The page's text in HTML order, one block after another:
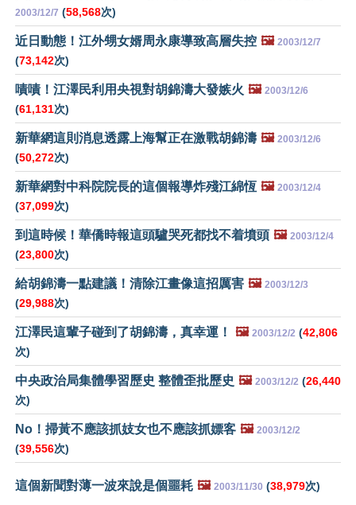
2003/12/7 (58,568次)
近日動態！江外甥女婿周永康導致高層失控 🖼️ 2003/12/7
(73,142次)
嘖嘖！江澤民利用央視對胡錦濤大發嫉火 🖼️ 2003/12/6
(61,131次)
新華網這則消息透露上海幫正在激戰胡錦濤 🖼️ 2003/12/6
(50,272次)
新華網對中科院院長的這個報導炸殘江綿恆 🖼️ 2003/12/4
(37,099次)
到這時候！華僑時報這頭驢哭死都找不着墳頭 🖼️ 2003/12/4
(23,800次)
給胡錦濤一點建議！清除江畫像這招厲害 🖼️ 2003/12/3
(29,988次)
江澤民這輩子碰到了胡錦濤，真幸運！ 🖼️ 2003/12/2 (42,806
次)
中央政治局集體學習歷史 整體歪批歷史 🖼️ 2003/12/2 (26,440
次)
No！掃黃不應該抓妓女也不應該抓嫖客 🖼️ 2003/12/2
(39,556次)
這個新聞對薄一波來說是個噩耗 🖼️ 2003/11/30 (38,979次)